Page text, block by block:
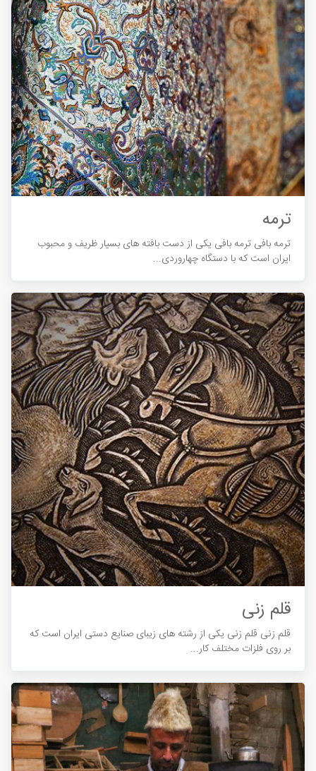
ترمه
ترمه بافی ترمه بافی یکی از دست بافته های بسیار ظریف و محبوب
ایران است که با دستگاه چهاروردی...
قلم زنی
قلم زنی قلم زنی یکی از رشته های زیبای صنایع دستی ایران است که
بر روی فلزات مختلف کار...